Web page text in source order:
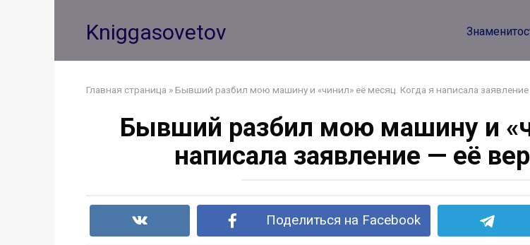
Kniggasovetov
Главная страница »Бывший разбил мою машину и «чинил» её месяц. Когда я написала
Бывший разбил мою машину и
написала заявление — её
Поделиться на Facebook